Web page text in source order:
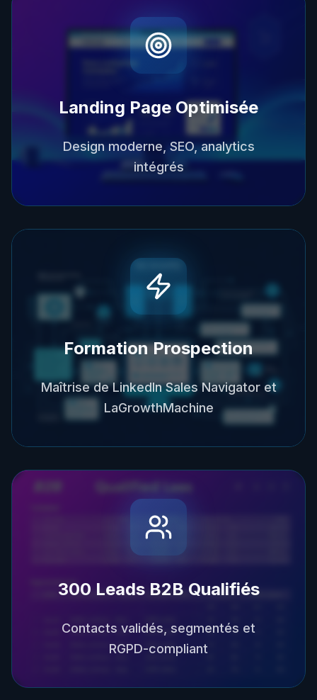
Landing Page Optimisée
Design moderne, SEO, analytics
intégrés
Formation Prospection
Maîtrise de LinkedIn Sales Navigator et
LaGrowthMachine
300 Leads B2B Qualifiés
Contacts validés, segmentés et
RGPD-compliant